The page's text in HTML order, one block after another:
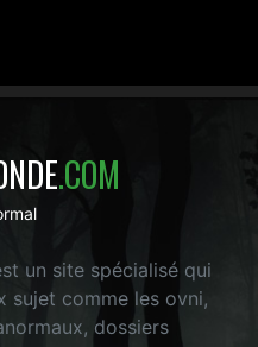
.COM
un site spécialisé qui
sujet comme les ovni,
dossiers